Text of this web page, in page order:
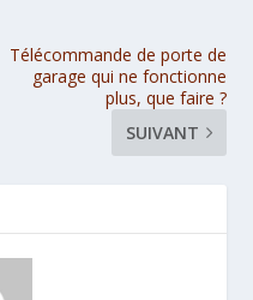
Télécommande de porte de
garage qui ne fonctionne
plus, que faire ?
SUIVANT